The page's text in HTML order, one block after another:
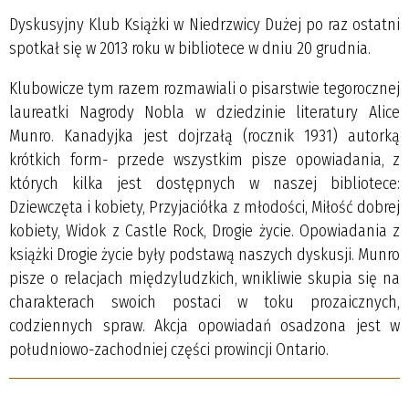
Dyskusyjny Klub Książki w Niedrzwicy Dużej po raz ostatni
spotkał się w 2013 roku w bibliotece w dniu 20 grudnia.
Klubowicze tym razem rozmawiali o pisarstwie tegorocznej
laureatki Nagrody Nobla w dziedzinie literatury Alice
Munro. Kanadyjka jest dojrzałą (rocznik 1931) autorką
krótkich form- przede wszystkim pisze opowiadania, z
których kilka jest dostępnych w naszej bibliotece:
Dziewczęta i kobiety, Przyjaciółka z młodości, Miłość dobrej
kobiety, Widok z Castle Rock, Drogie życie. Opowiadania z
książki Drogie życie były podstawą naszych dyskusji. Munro
pisze o relacjach międzyludzkich, wnikliwie skupia się na
charakterach swoich postaci w toku prozaicznych,
codziennych spraw. Akcja opowiadań osadzona jest w
południowo-zachodniej części prowincji Ontario.